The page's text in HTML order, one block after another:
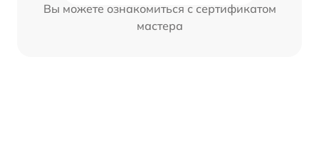
Вы можете ознакомиться с сертификатом
мастера